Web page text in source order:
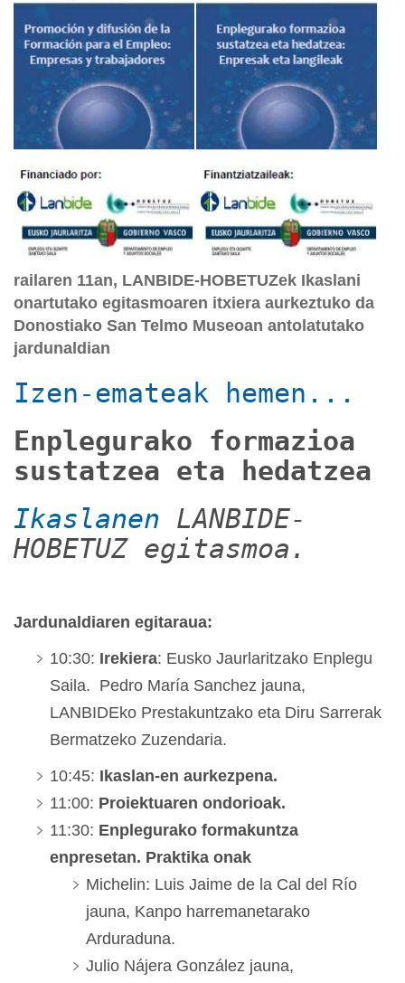
railaren 11an, LANBIDE-HOBETUZek Ikaslani
onartutako egitasmoaren itxiera aurkeztuko da
Donostiako San Telmo Museoan antolatutako
jardunaldian
Izen-emateak hemen...
Enplegurako formazioa
sustatzea eta hedatzea
Ikaslanen LANBIDE-
HOBETUZ egitasmoa.
Jardunaldiaren egitaraua:
10:30: Irekiera: Eusko Jaurlaritzako Enplegu
Saila. Pedro María Sanchez jauna,
LANBIDEko Prestakuntzako eta Diru Sarrerak
Bermatzeko Zuzendaria.
10:45: Ikaslan-en aurkezpena.
11:00: Proiektuaren ondorioak.
11:30: Enplegurako formakuntza
enpresetan. Praktika onak
Michelin: Luis Jaime de la Cal del Río
jauna, Kanpo harremanetarako
Arduraduna.
Julio Nájera González jauna,